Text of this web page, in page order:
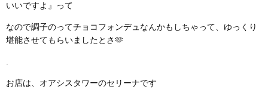
いいですよ』って
なので調子のってチョコフォンデュなんかもしちゃって、ゆっくり
堪能させてもらいましたとさ🫶
お店は、オアシスタワーのセリーナです